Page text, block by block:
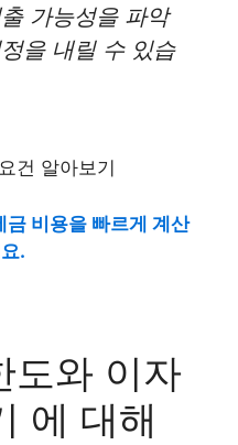
가능성을 파악
을 내릴 수 있습
금 비용을 빠르게 계산
.
도와 이자
에 대해